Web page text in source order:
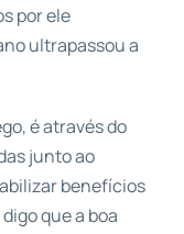
por ele
ultrapassou a
é através do
junto ao
benefícios
que a boa